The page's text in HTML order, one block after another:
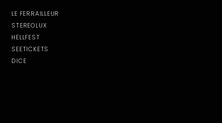
LE FERRAILLEUR
STEREOLUX
HELLFEST
SEETICKETS
DICE